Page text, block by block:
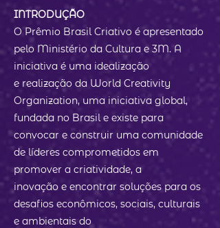
INTRODUÇÃO
O Prêmio Brasil Criativo é apresentado
pelo Ministério da Cultura e 3M. A
iniciativa é uma idealização
e realização da World Creativity
Organization, uma iniciativa global,
fundada no Brasil e existe para
convocar e construir uma comunidade
de líderes comprometidos em
promover a criatividade, a
inovação e encontrar soluções para os
desafios econômicos, sociais, culturais
e ambientais do